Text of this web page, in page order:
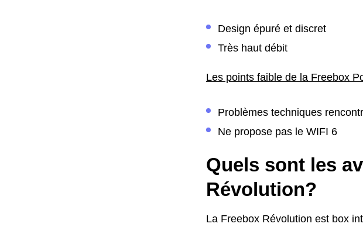
Design épuré et discret
Très haut débit
Les points faible de la Freebox
Problèmes techniques
Ne propose pas le WIFI 6
Quels sont les
Révolution?
La Freebox Révolution est box